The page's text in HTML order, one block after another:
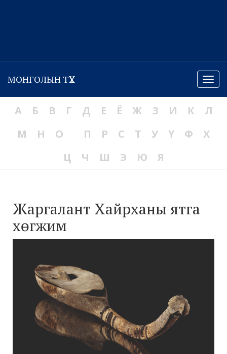
Menu
МОНГОЛЫН ТҮҮХ
А Б В Г Д Е Ё Ж З И К
Л
М
Н О П Р С Т У Ү Ф
Х
Ц
Ч Ш Э Ю Я
Жаргалант Хайрханы ятга
хөгжим